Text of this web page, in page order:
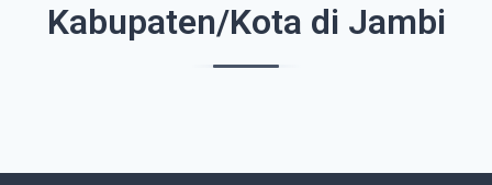
Kabupaten/Kota di Jambi